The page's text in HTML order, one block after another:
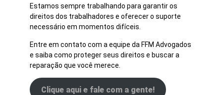
Estamos sempre trabalhando para garantir os
direitos dos trabalhadores e oferecer o suporte
necessário em momentos difíceis.
Entre em contato com a equipe da FFM Advogados
e saiba como proteger seus direitos e buscar a
reparação que você merece.
Clique aqui e fale com a gente!